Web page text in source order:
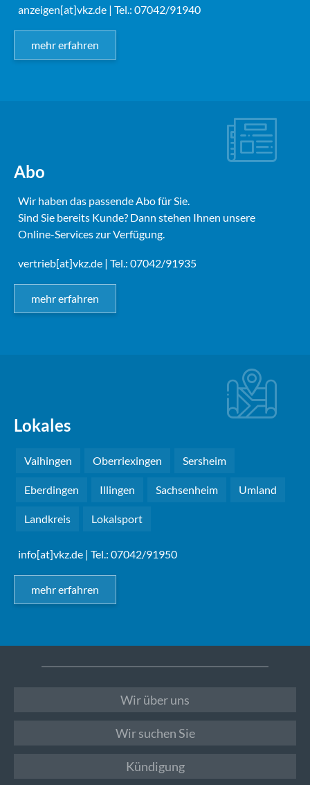
anzeigen[at]vkz.de | Tel.: 07042/91940
mehr erfahren
Abo
Wir haben das passende Abo für Sie.
Sind Sie bereits Kunde? Dann stehen Ihnen unsere
Online-Services zur Verfügung.
vertrieb[at]vkz.de | Tel.: 07042/91935
mehr erfahren
Lokales
Vaihingen Oberriexingen Sersheim
Eberdingen Illingen Sachsenheim Umland
Landkreis Lokalsport
info[at]vkz.de | Tel.: 07042/91950
mehr erfahren
Wir über uns
Wir suchen Sie
Kündigung